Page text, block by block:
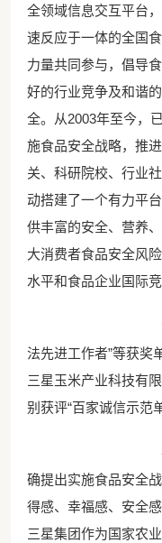
全领域信息交互平台
速反应于一体的全国
力量共同参与，倡导
好的行业竞争及和谐
全。从2003年至今，
施食品安全战略，推
关、科研院校、行业
动搭建了一个有力平
供丰富的安全、营养
大消费者食品安全风
水平和食品企业国际
会
法先进工作者”等获奖
三星玉米产业科技有
别获评“百家诚信示范
在
确提出实施食品安全
得感、幸福感、安全
三星集团作为国家农